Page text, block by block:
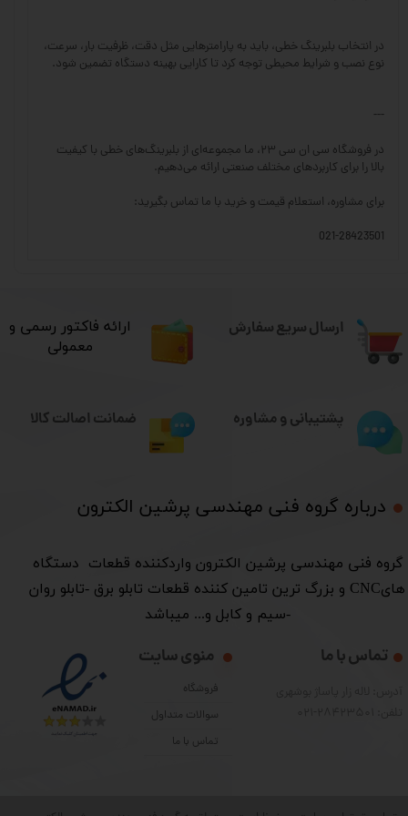
در انتخاب بلبرینگ خطی، باید به پارامترهایی مثل دقت، ظرفیت بار، سرعت،
نوع نصب و شرایط محیطی توجه کرد تا کارایی بهینه دستگاه تضمین شود.
---
در فروشگاه سی ان سی ۲۳، ما مجموعه‌ای از بلبرینگ‌های خطی با کیفیت
بالا را برای کاربردهای مختلف صنعتی ارائه می‌دهیم.
برای مشاوره، استعلام قیمت و خرید با ما تماس بگیرید:
021-28423501
ارسال سریع سفارش
درباره گروه فنی مهندسی پرشین الکترون​​​​​​​
​گروه فنی مهندسی پرشین الکترون واردکننده قطعات دستگاه
هایCNC و بزرگ ترین تامین کننده قطعات تابلو برق -تابلو روان
-سیم و کابل و... میباشد
منوی سایت
فروشگاه
سوالات متداول
تماس با ما
تماس با ما
​ارائه فاکتور رسمی و
معمولی
پشتیبانی و مشاوره ضمانت اصالت کالا